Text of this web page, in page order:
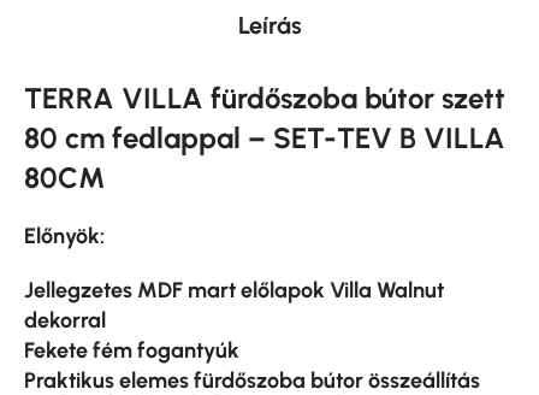
Leírás
TERRA VILLA fürdőszoba bútor szett
80 cm fedlappal – SET-TEV B VILLA
80CM
Előnyök:
Jellegzetes MDF mart előlapok Villa Walnut
dekorral
Fekete fém fogantyúk
Praktikus elemes fürdőszoba bútor összeállítás